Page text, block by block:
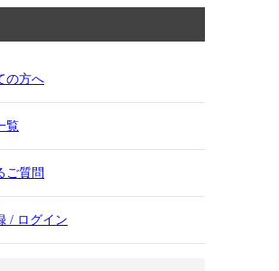
の方へ
覧
ご質問
/ ログイン